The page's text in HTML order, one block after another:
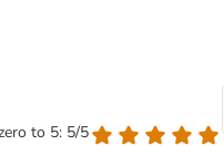
to 5: 5/5